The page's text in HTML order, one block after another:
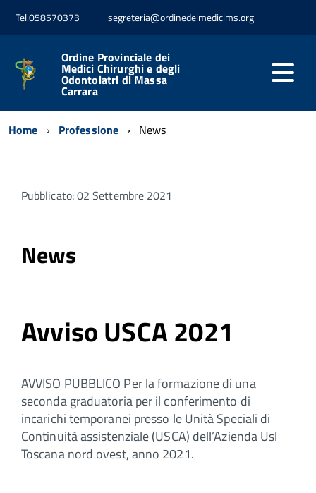
Tel.058570373 segreteria@ordinedeimedicims.org
Ordine Provinciale dei
Medici Chirurghi e degli
Odontoiatri di Massa
Carrara
Home Professione News
Pubblicato: 02 Settembre 2021
News
Avviso USCA 2021
AVVISO PUBBLICO Per la formazione di una
seconda graduatoria per il conferimento di
incarichi temporanei presso le Unità Speciali di
Continuità assistenziale (USCA) dell’Azienda Usl
Toscana nord ovest, anno 2021.